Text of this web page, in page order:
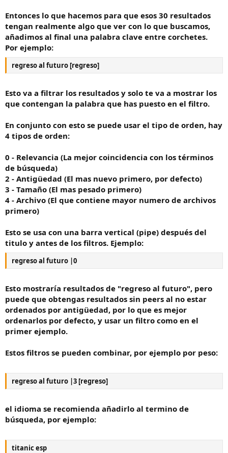
Entonces lo que hacemos para que esos 30 resultados
tengan realmente algo que ver con lo que buscamos,
añadimos al final una palabra clave entre corchetes.
Por ejemplo:
regreso al futuro [regreso]
Esto va a filtrar los resultados y solo te va a mostrar los
que contengan la palabra que has puesto en el filtro.
En conjunto con esto se puede usar el tipo de orden, hay
4 tipos de orden:
0 - Relevancia (La mejor coincidencia con los términos
de búsqueda)
2 - Antigüedad (El mas nuevo primero, por defecto)
3 - Tamaño (El mas pesado primero)
4 - Archivo (El que contiene mayor numero de archivos
primero)
Esto se usa con una barra vertical (pipe) después del
titulo y antes de los filtros. Ejemplo:
regreso al futuro |0
Esto mostraría resultados de "regreso al futuro", pero
puede que obtengas resultados sin peers al no estar
ordenados por antigüedad, por lo que es mejor
ordenarlos por defecto, y usar un filtro como en el
primer ejemplo.
Estos filtros se pueden combinar, por ejemplo por peso:
regreso al futuro |3 [regreso]
el idioma se recomienda añadirlo al termino de
búsqueda, por ejemplo:
titanic esp